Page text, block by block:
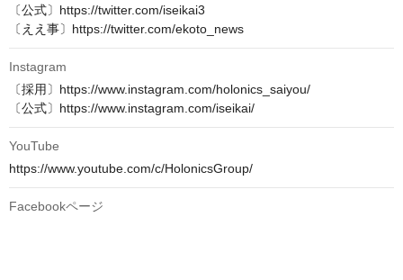
〔公式〕https://twitter.com/iseikai3
〔ええ事〕https://twitter.com/ekoto_news
Instagram
〔採用〕https://www.instagram.com/holonics_saiyou/
〔公式〕https://www.instagram.com/iseikai/
YouTube
https://www.youtube.com/c/HolonicsGroup/
Facebookページ